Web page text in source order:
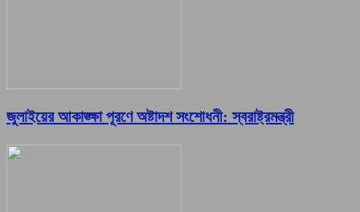
জুলাইয়ের আকাঙ্ক্ষা পূরণে অষ্টাদশ সংশোধনী: স্বরাষ্ট্রমন্ত্রী